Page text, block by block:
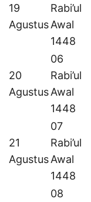
19
Agustus
Rabi’ul
Awal
1448
20
Agustus
06
Rabi’ul
Awal
1448
21
Agustus
07
Rabi’ul
Awal
1448
08